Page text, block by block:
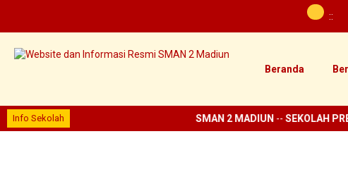
::
Beranda
Info Sekolah SMAN 2 MADIUN--SEKOLAH